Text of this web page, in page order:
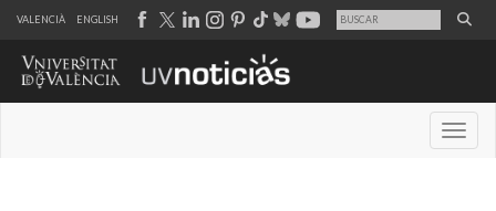
VALENCIÀ ENGLISH